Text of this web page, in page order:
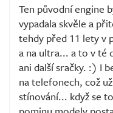
Ten původní engine
vypadala skvěle a
tehdy před 11 lety v
a na ultra... a to v té
ani další sračky. :) I
na telefonech, což
stínování... když se